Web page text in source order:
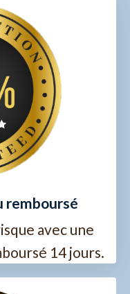
remboursé
avec une
14 jours.